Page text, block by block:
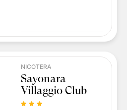
NICOTERA
Sayonara
Villaggio Club